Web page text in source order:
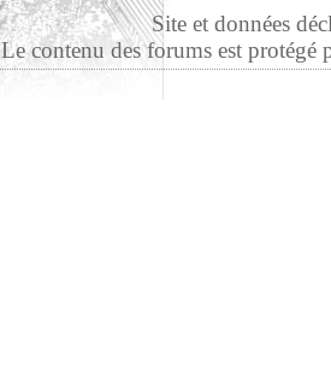
Site et données
Le contenu des forums est protégé